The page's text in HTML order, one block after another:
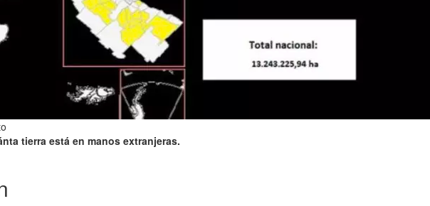
tierra está en manos extranjeras.